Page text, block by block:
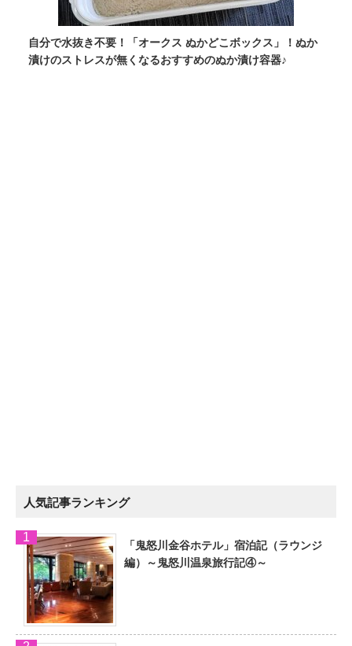
自分で水抜き不要！「オークス ぬかどこボックス」！ぬか
漬けのストレスが無くなるおすすめのぬか漬け容器♪
人気記事ランキング
「鬼怒川金谷ホテル」宿泊記（ラウンジ
編）～鬼怒川温泉旅行記④～